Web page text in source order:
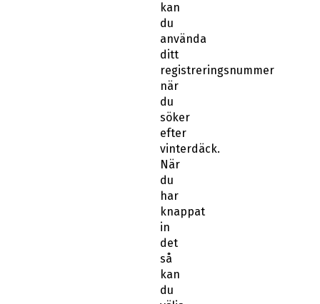
du
använda
ditt
registreringsnummer
när
du
söker
efter
vinterdäck.
När
du
har
knappat
in
det
så
kan
du
välja